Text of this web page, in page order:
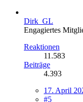
Dirk_GL
Engagiertes
Reaktionen
11.583
Beiträge
4.393
17. April
#5